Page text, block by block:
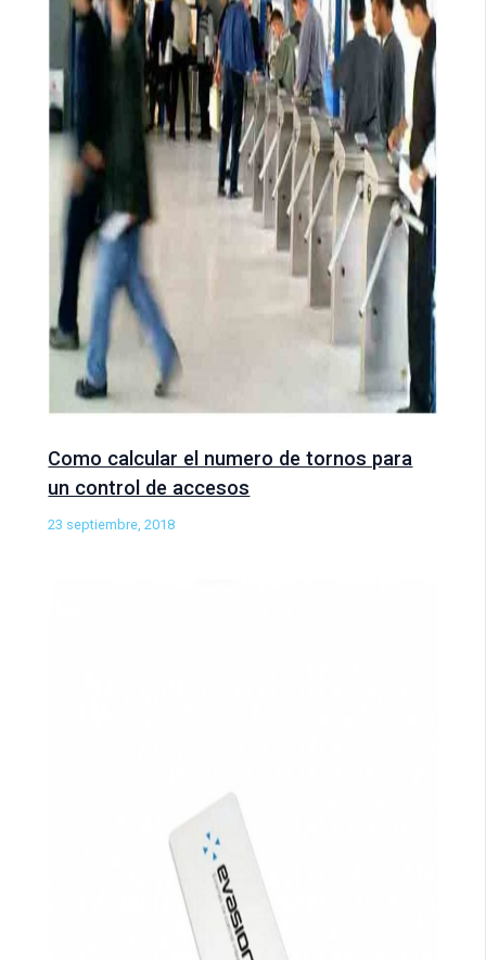
Como calcular el numero de tornos para
un control de accesos
23 septiembre, 2018